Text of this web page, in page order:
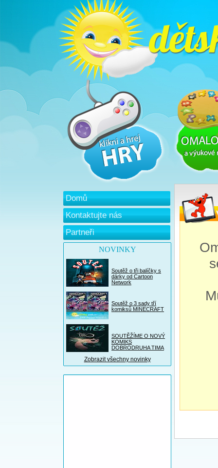
Domů
Kontaktujte nás
Partneři
NOVINKY
Soutěž o tři balíčky s
dárky od Cartoon
Network
Soutěž o 3 sady tří
komiksů MINECRAFT
SOUTĚŽÍME O NOVÝ
KOMIKS
DOBRODRUHA TIMA
Zobrazit všechny novinky